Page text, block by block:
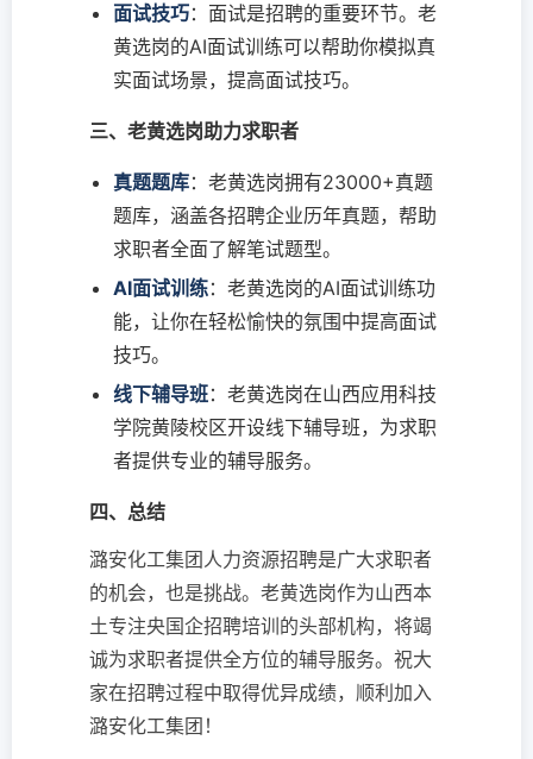
面试技巧：面试是招聘的重要环节。老
黄选岗的AI面试训练可以帮助你模拟真
实面试场景，提高面试技巧。
三、老黄选岗助力求职者
真题题库：老黄选岗拥有23000+真题
题库，涵盖各招聘企业历年真题，帮助
求职者全面了解笔试题型。
AI面试训练：老黄选岗的AI面试训练功
能，让你在轻松愉快的氛围中提高面试
技巧。
线下辅导班：老黄选岗在山西应用科技
学院黄陵校区开设线下辅导班，为求职
者提供专业的辅导服务。
四、总结
潞安化工集团人力资源招聘是广大求职者
的机会，也是挑战。老黄选岗作为山西本
土专注央国企招聘培训的头部机构，将竭
诚为求职者提供全方位的辅导服务。祝大
家在招聘过程中取得优异成绩，顺利加入
潞安化工集团！